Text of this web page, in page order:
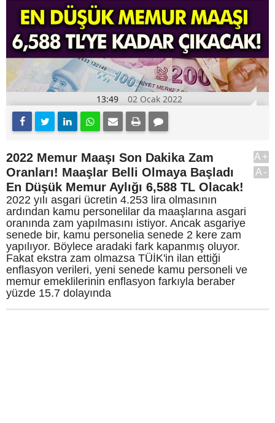
13:49 02 Ocak 2022
2022 Memur Maaşı Son Dakika Zam
Oranları! Maaşlar Belli Olmaya Başladı
En Düşük Memur Aylığı 6,588 TL Olacak!
2022 yılı asgari ücretin 4.253 lira olmasının
ardından kamu personelilar da maaşlarına asgari
oranında zam yapılmasını istiyor. Ancak asgariye
senede bir, kamu personelia senede 2 kere zam
yapılıyor. Böylece aradaki fark kapanmış oluyor.
Fakat ekstra zam olmazsa TÜİK'in ilan ettiği
enflasyon verileri, yeni senede kamu personeli ve
memur emeklilerinin enflasyon farkıyla beraber
yüzde 15.7 dolayında
A+
A-